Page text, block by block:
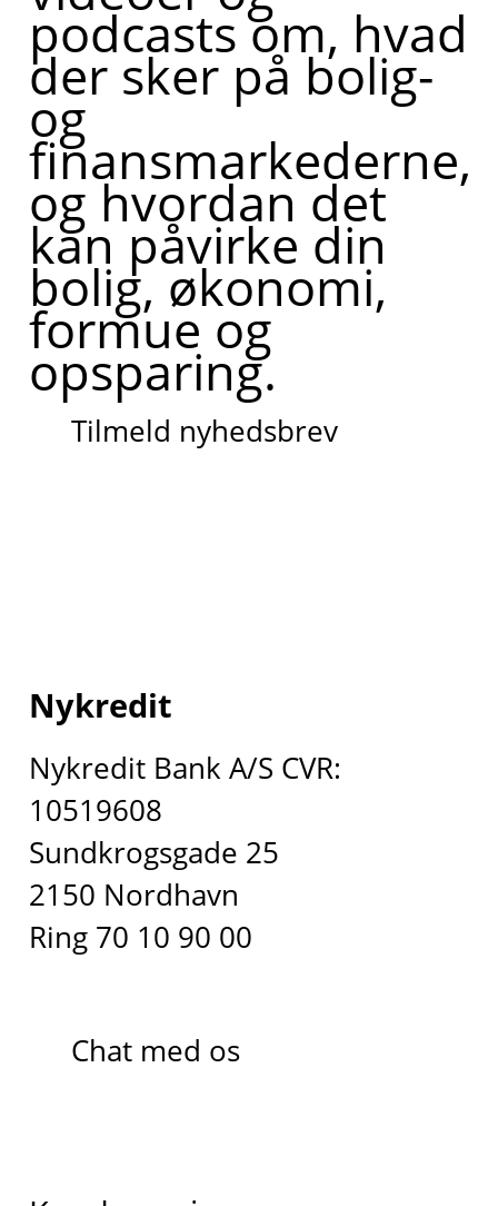
podcasts om, hvad
der sker på bolig-
og
finansmarkederne,
og hvordan det
kan påvirke din
bolig, økonomi,
formue og
opsparing.
Tilmeld nyhedsbrev
Nykredit
Nykredit Bank A/S CVR:
10519608
Sundkrogsgade 25
2150 Nordhavn
Ring 70 10 90 00
Chat med os